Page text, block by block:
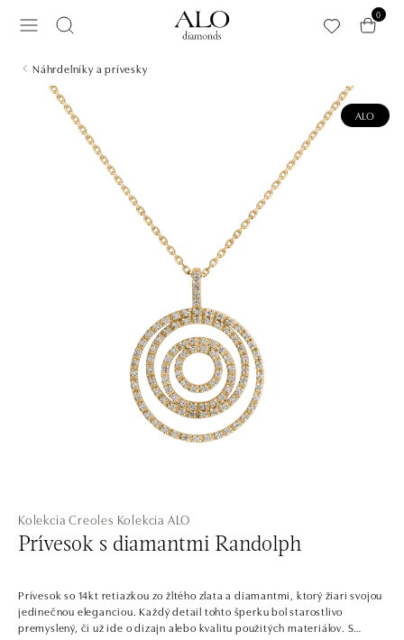
0
Náhrdelníky a prívesky
ALO
Kolekcia Creoles Kolekcia ALO
Prívesok s diamantmi Randolph
Prívesok so 14kt retiazkou zo žltého zlata a diamantmi, ktorý žiari svojou
jedinečnou eleganciou. Každý detail tohto šperku bol starostlivo
premyslený, či už ide o dizajn alebo kvalitu použitých materiálov. S